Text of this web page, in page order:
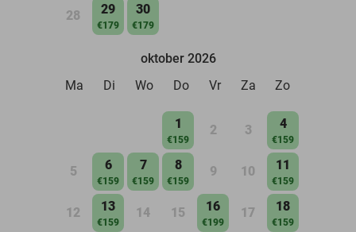
28 29
€179
30
€179
oktober 2026
Ma
Di Wo Do Vr Za Zo
1
€159
2 3 4
€159
5 6
€159
7
€159
8
€159
9 10 11
€159
12 13
€159
14 15 16
€199
17 18
€159